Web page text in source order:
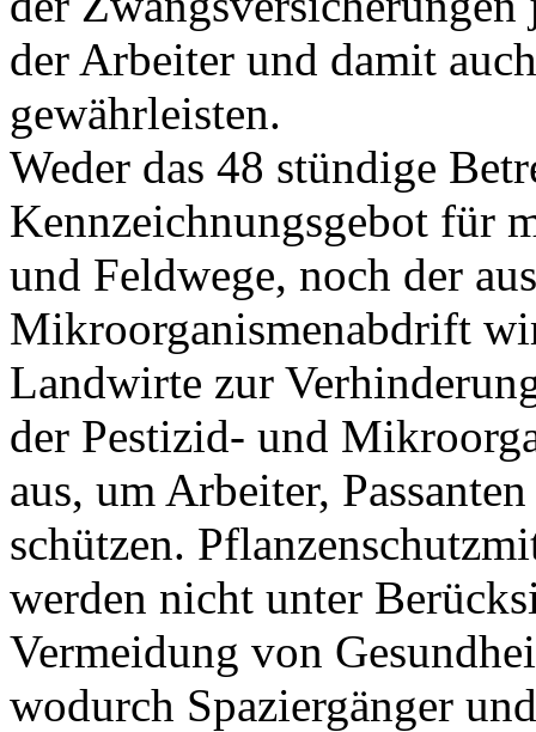
der Arbeiter und damit
gewährleisten.
Weder das 48 stündige
Kennzeichnungsgebot für
und Feldwege, noch der
Mikroorganismenabdrift
Landwirte zur
der Pestizid- und
aus, um Arbeiter,
schützen.
werden nicht unter
Vermeidung von
wodurch Spaziergänger